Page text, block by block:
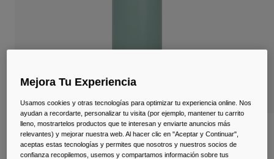
Ver todo
Botella térmica Thrive™ Chug 750 ml –
acero inoxidable
Mejora Tu Experiencia
Usamos cookies y otras tecnologías para optimizar tu experiencia online. Nos
ayudan a recordarte, personalizar tu visita (por ejemplo, mantener tu carrito
lleno, mostrartelos productos que te interesan y enviarte anuncios más
relevantes) y mejorar nuestra web. Al hacer clic en "Aceptar y Continuar",
aceptas estas tecnologías y permites que nosotros y nuestros socios de
confianza recopilemos, usemos y compartamos información sobre tus